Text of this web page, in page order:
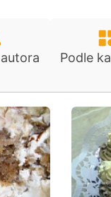
Podle